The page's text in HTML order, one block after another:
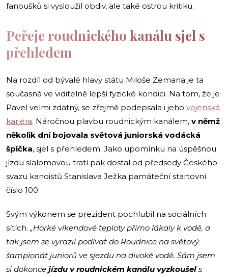
fanoušků si vysloužil obdiv, ale také ostrou kritiku.
Peřeje roudnického kanálu sjel s
přehledem
Na rozdíl od bývalé hlavy státu Miloše Zemana je ta
současná ve viditelně lepší fyzické kondici. Na tom, že je
Pavel velmi zdatný, se zřejmě podepsala i jeho vojenská
kariéra. Náročnou plavbu roudnickým kanálem, v němž
několik dní bojovala světová juniorská vodácká
špička, sjel s přehledem. Jako upomínku na úspěšnou
jízdu slalomovou tratí pak dostal od předsedy Českého
svazu kanoistů Stanislava Ježka památeční startovní
číslo 100.
Svým výkonem se prezident pochlubil na sociálních
sítích. „Horké víkendové teploty přímo lákaly k vodě, a
tak jsem se vyrazil podívat do Roudnice na světový
šampionát juniorů ve sjezdu na divoké vodě. Sám jsem
si dokonce jízdu v roudnickém kanálu vyzkoušel s